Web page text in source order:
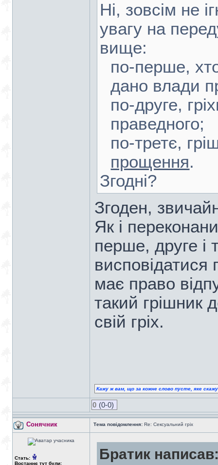
Ні, зовсім не
увагу на
вище:
по-перше,
дано влади
по-друге,
праведного;
по-третє,
прощення.
Згодні?
Згоден,
Як і
перше, друге і
висповідатися
має право
такий грішник
свій гріх.
Кажу ж вам, що за кожне слово пусте, яке
0 (0-0)
Сонячник Тема повідомлення: Re: Сексуальний гріх
Стать:
Востаннє тут були:
Братик